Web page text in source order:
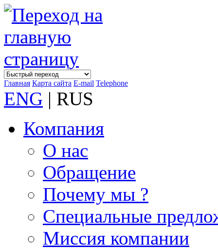
Главная Карта сайта E-mail Telephone
ENG | RUS
Компания
О нас
Обращение
Почему мы ?
Специальные
Миссия компании